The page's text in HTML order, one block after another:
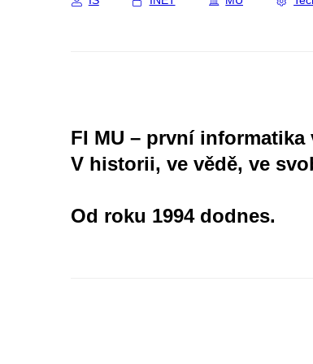
FI MU – první informatika
V historii, ve vědě, ve
Od roku 1994 dodnes.